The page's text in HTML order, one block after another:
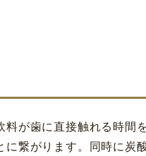
が歯に直接触れる時間
繋がります。同時に炭